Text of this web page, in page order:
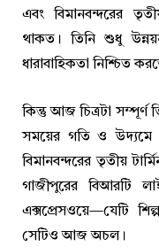
এবং বিমানবন্দরের
থাকত। তিনি শুধু
ধারাবাহিকতা নিশ্চিত
কিন্তু আজ চিত্রটা সম্পূর্ণ
সময়ের গতি ও
বিমানবন্দরের তৃতীয়
গাজীপুরের বিআরটি
এক্সপ্রেসওয়ে—যেটি
সেটিও আজ অচল।